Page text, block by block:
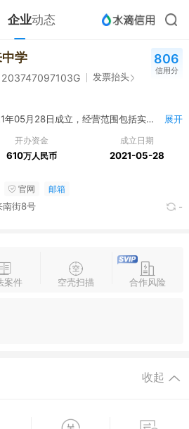
企业动态
学
发票抬头
806
信用分
简介：肇庆鼎湖泰来中学,2021年05月28日成立，经营范围包括实施初中义务教育，促进基础教育发展，初中学历教育。 展开
开办资金
610万人民币
成立日期
2021-05-28
官网 邮箱
南街8号 -
案件 空壳扫描 合作风险
收起